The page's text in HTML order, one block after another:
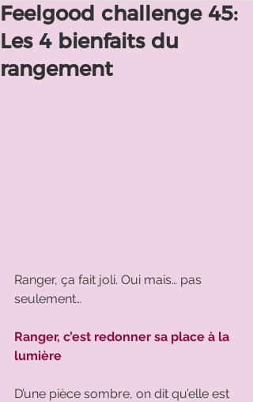
Feelgood challenge 45:
Les 4 bienfaits du
rangement
Ranger, ça fait joli. Oui mais… pas
seulement…
Ranger, c’est redonner sa place à la
lumière
D’une pièce sombre, on dit qu’elle est